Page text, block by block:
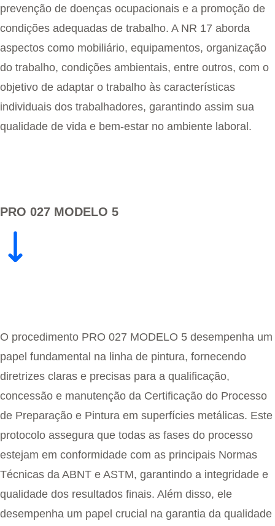
prevenção de doenças ocupacionais e a promoção de
condições adequadas de trabalho. A NR 17 aborda
aspectos como mobiliário, equipamentos, organização
do trabalho, condições ambientais, entre outros, com o
objetivo de adaptar o trabalho às características
individuais dos trabalhadores, garantindo assim sua
qualidade de vida e bem-estar no ambiente laboral.
PRO 027 MODELO 5
O procedimento PRO 027 MODELO 5 desempenha um
papel fundamental na linha de pintura, fornecendo
diretrizes claras e precisas para a qualificação,
concessão e manutenção da Certificação do Processo
de Preparação e Pintura em superfícies metálicas. Este
protocolo assegura que todas as fases do processo
estejam em conformidade com as principais Normas
Técnicas da ABNT e ASTM, garantindo a integridade e
qualidade dos resultados finais. Além disso, ele
desempenha um papel crucial na garantia da qualidade